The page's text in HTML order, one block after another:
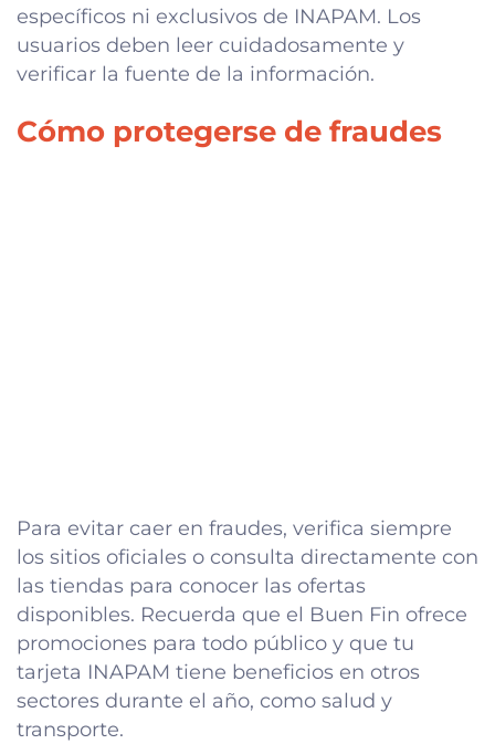
específicos ni exclusivos de INAPAM. Los
usuarios deben leer cuidadosamente y
verificar la fuente de la información.
Cómo protegerse de fraudes
Para evitar caer en fraudes, verifica siempre
los sitios oficiales o consulta directamente con
las tiendas para conocer las ofertas
disponibles. Recuerda que el Buen Fin ofrece
promociones para todo público y que tu
tarjeta INAPAM tiene beneficios en otros
sectores durante el año, como salud y
transporte.